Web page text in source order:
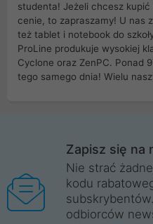
studenta! Jeżeli chcesz
cenie, to zapraszamy! U nas
też tablet i notebook do
ProLine produkuje wysokiej
Cyclone oraz ZenPC. Ponad
tego samego dnia! Wielu
Wrocław, Poznań, Legnica,
Trzebnica, Opole. Szybka i
ProLine to polska firma ze
legalnie i płacimy podatki w
główną w Mirkowie oraz
Zapisz się na
Nie strać
kodu
odbiorców